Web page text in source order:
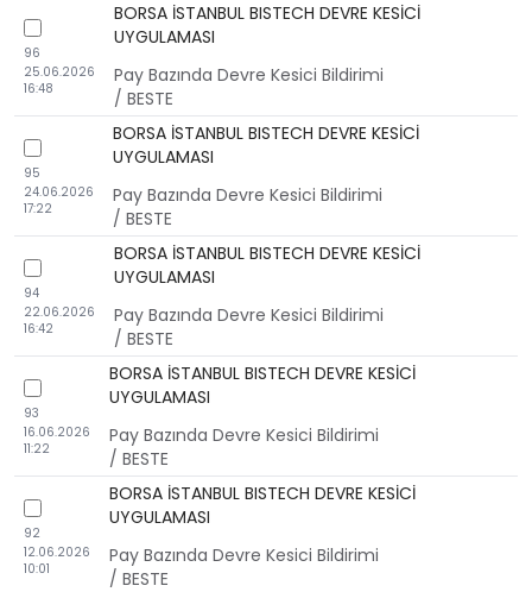
checkbox
96
25.06.2026
16:48
BORSA İSTANBUL BISTECH DEVRE KESİCİ
UYGULAMASI
Pay Bazında Devre Kesici Bildirimi
/ BESTE
checkbox
95
24.06.2026
17:22
BORSA İSTANBUL BISTECH DEVRE KESİCİ
UYGULAMASI
Pay Bazında Devre Kesici Bildirimi
/ BESTE
checkbox
94
22.06.2026
16:42
BORSA İSTANBUL BISTECH DEVRE KESİCİ
UYGULAMASI
Pay Bazında Devre Kesici Bildirimi
/ BESTE
checkbox
93
16.06.2026
11:22
BORSA İSTANBUL BISTECH DEVRE KESİCİ
UYGULAMASI
Pay Bazında Devre Kesici Bildirimi
/ BESTE
checkbox
92
12.06.2026
10:01
BORSA İSTANBUL BISTECH DEVRE KESİCİ
UYGULAMASI
Pay Bazında Devre Kesici Bildirimi
/ BESTE